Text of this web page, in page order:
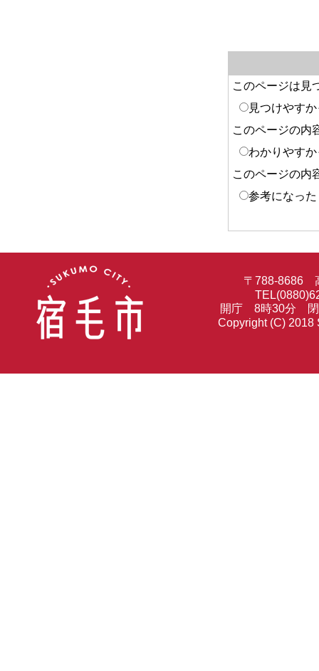
このページは見
見つけやす
このページの内
わかりやす
このページの内
参考になった
〒788-8686
開庁 8時30分 閉
Copyright (C) 2018